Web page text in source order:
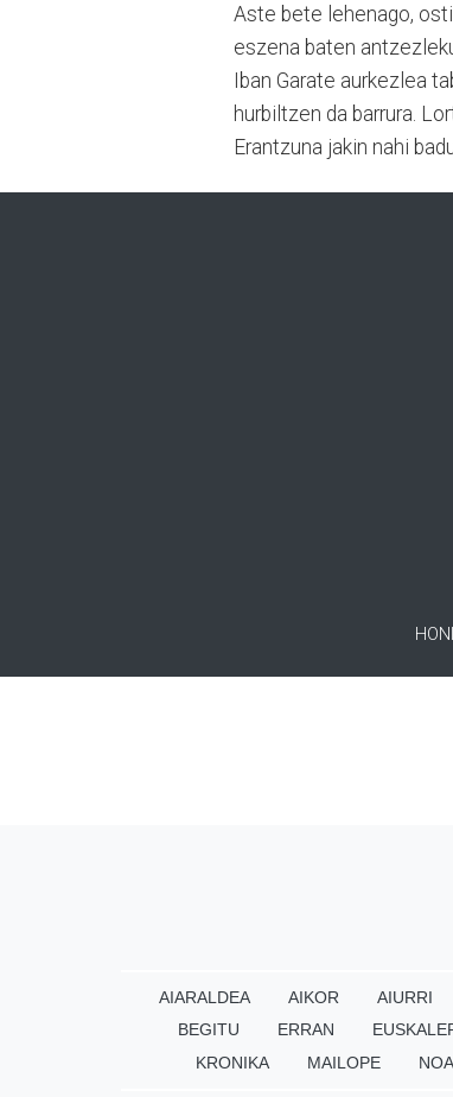
Aste bete lehenago,
eszena baten
Iban Garate aurkezlea
hurbiltzen da barrura.
Erantzuna jakin nahi
AIARALDEA AIKOR AIURRI
BEGITU
ERRAN
KRONIKA
MAILOPE